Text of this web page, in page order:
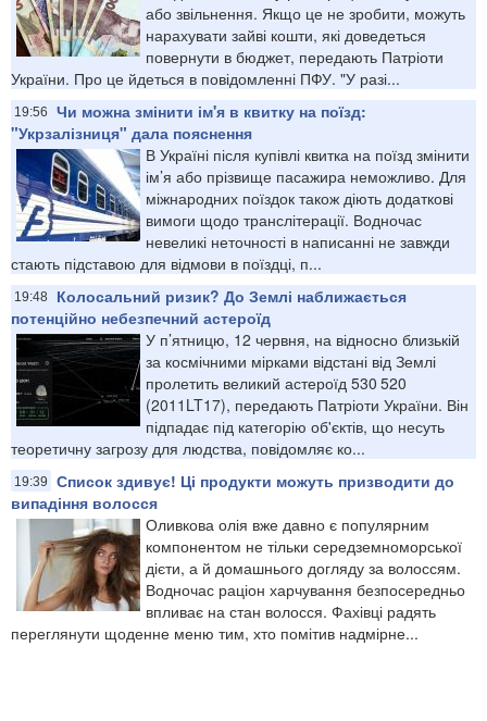
або звільнення. Якщо це не зробити, можуть
нарахувати зайві кошти, які доведеться
повернути в бюджет, передають Патріоти
України. Про це йдеться в повідомленні ПФУ. "У разі...
19:56
Чи можна змінити ім'я в квитку на поїзд:
"Укрзалізниця" дала пояснення
В Україні після купівлі квитка на поїзд змінити
ім’я або прізвище пасажира неможливо. Для
міжнародних поїздок також діють додаткові
вимоги щодо транслітерації. Водночас
невеликі неточності в написанні не завжди
стають підставою для відмови в поїздці, п...
19:48
Колосальний ризик? До Землі наближається
потенційно небезпечний астероїд
У п’ятницю, 12 червня, на відносно близькій
за космічними мірками відстані від Землі
пролетить великий астероїд 530 520
(2011LT17), передають Патріоти України. Він
підпадає під категорію об'єктів, що несуть
теоретичну загрозу для людства, повідомляє ко...
19:39
Список здивує! Ці продукти можуть призводити до
випадіння волосся
Оливкова олія вже давно є популярним
компонентом не тільки середземноморської
дієти, а й домашнього догляду за волоссям.
Водночас раціон харчування безпосередньо
впливає на стан волосся. Фахівці радять
переглянути щоденне меню тим, хто помітив надмірне...